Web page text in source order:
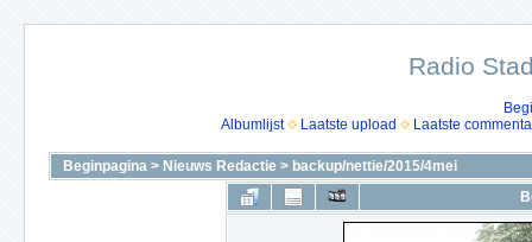
Radio
Albumlijst
Laatste upload Laatste
Beginpagina > Nieuws Redactie > backup/nettie/2015/4mei